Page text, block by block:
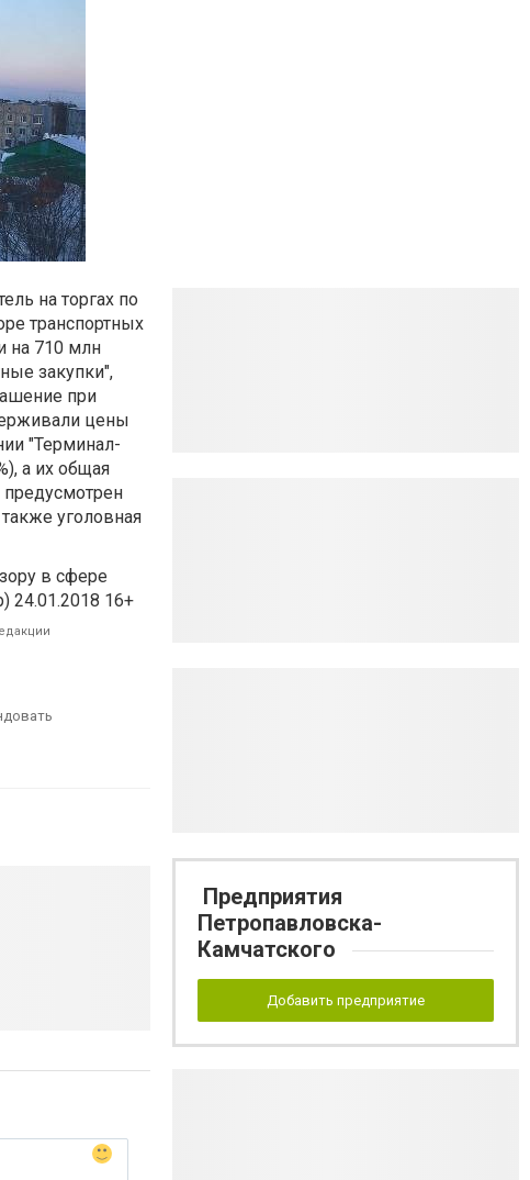
на торгах по
транспортных
на 710 млн
закупки",
при
цены
"Терминал-
а их общая
предусмотрен
уголовная
в сфере
24.01.2018 16+
Предприятия
Петропавловска-
Камчатского
Добавить предприятие